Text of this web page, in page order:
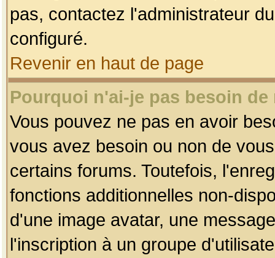
pas, contactez l'administrateur
configuré.
Revenir en haut de page
Pourquoi n'ai-je pas besoin
Vous pouvez ne pas en avoir
vous avez besoin ou non de
certains forums. Toutefois,
fonctions additionnelles non-
d'une image avatar, une
l'inscription à un groupe